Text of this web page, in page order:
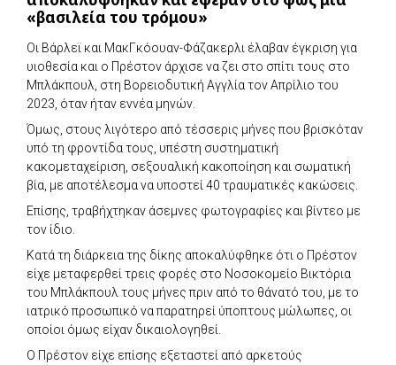
«βασιλεία του τρόμου»
Οι Βάρλεϊ και ΜακΓκόουαν-Φάζακερλι έλαβαν έγκριση για
υιοθεσία και ο Πρέστον άρχισε να ζει στο σπίτι τους στο
Μπλάκπουλ, στη Βορειοδυτική Αγγλία τον Απρίλιο του
2023, όταν ήταν εννέα μηνών.
Όμως, στους λιγότερο από τέσσερις μήνες που βρισκόταν
υπό τη φροντίδα τους, υπέστη συστηματική
κακομεταχείριση, σεξουαλική κακοποίηση και σωματική
βία, με αποτέλεσμα να υποστεί 40 τραυματικές κακώσεις.
Επίσης, τραβήχτηκαν άσεμνες φωτογραφίες και βίντεο με
τον ίδιο.
Κατά τη διάρκεια της δίκης αποκαλύφθηκε ότι ο Πρέστον
είχε μεταφερθεί τρεις φορές στο Νοσοκομείο Βικτόρια
του Μπλάκπουλ τους μήνες πριν από το θάνατό του, με το
ιατρικό προσωπικό να παρατηρεί ύποπτους μώλωπες, οι
οποίοι όμως είχαν δικαιολογηθεί.
Ο Πρέστον είχε επίσης εξεταστεί από αρκετούς